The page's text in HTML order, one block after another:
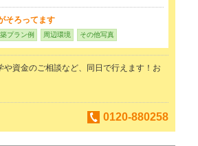
そろってます
プラン例 周辺環境 その他写真
資金のご相談など、同日で行えます！お
0120-880258